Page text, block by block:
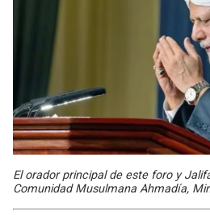
El orador principal de este foro y
Comunidad Musulmana Ahmadía,